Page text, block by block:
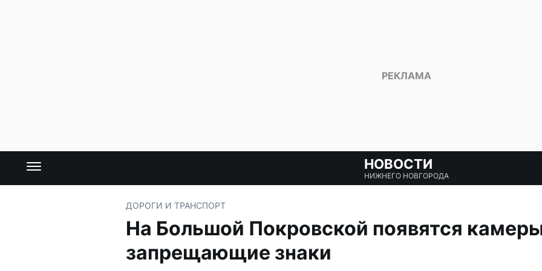
НОВОСТИ
НИЖНЕГО НОВГОРОДА
ДОРОГИ И ТРАНСПОРТ
На Большой Покровской появятся
запрещающие знаки